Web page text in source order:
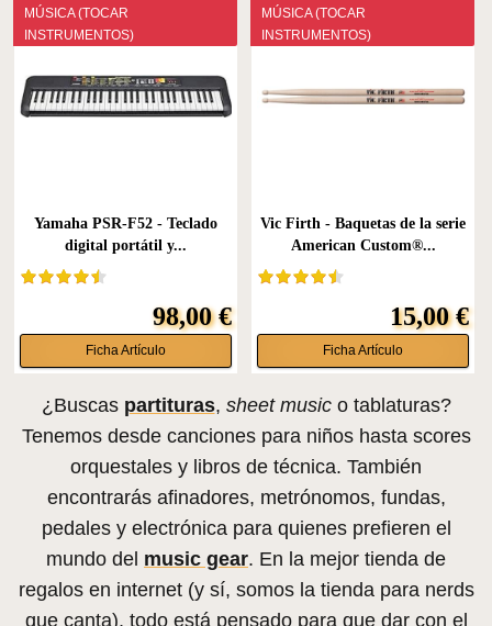
MÚSICA (TOCAR
INSTRUMENTOS)
Yamaha PSR-F52 - Teclado
digital portátil y...
98,00 €
Ficha Artículo
MÚSICA (TOCAR
INSTRUMENTOS)
Vic Firth - Baquetas de la serie
American Custom®...
15,00 €
Ficha Artículo
¿Buscas partituras, sheet musico tablaturas?
Tenemos desde canciones para niños hasta scores
orquestales y libros de técnica. También
encontrarás afinadores, metrónomos, fundas,
pedales y electrónica para quienes prefieren el
mundo del music gear. En la mejor tienda de
regalos en internet (y sí, somos la tienda para nerds
que canta), todo está pensado para que dar con el